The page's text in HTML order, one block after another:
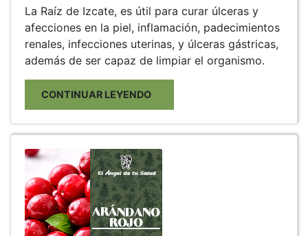
La Raíz de Izcate, es útil para curar úlceras y
afecciones en la piel, inflamación, padecimientos
renales, infecciones uterinas, y úlceras gástricas,
además de ser capaz de limpiar el organismo.
CONTINUAR LEYENDO